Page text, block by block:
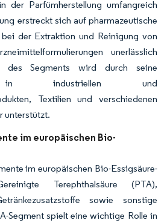
der Parfümherstellung umfangreich
erstreckt sich auf pharmazeutische
der Extraktion und Reinigung von
unerlässlich
des Segments wird durch seine
in industriellen und
Textilien und verschiedenen
unterstützt.
im europäischen Bio-
im europäischen Bio-Essigsäure-
Terephthalsäure (PTA),
sowie sonstige
Segment spielt eine wichtige Rolle in